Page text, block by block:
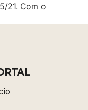
21. Com o